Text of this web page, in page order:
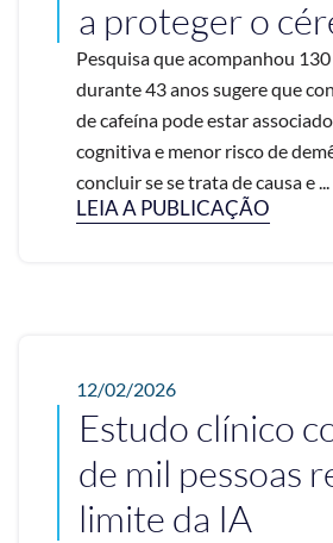
a proteger o
Pesquisa que acompanhou
durante 43 anos sugere que
de cafeína pode estar
cognitiva e menor risco de
concluir se se trata de causa e ...
LEIA A PUBLICAÇÃO
12/02/2026
Estudo clínico
de mil pessoas
limite da IA